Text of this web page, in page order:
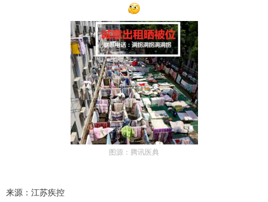
图源：腾讯医典
来源：江苏疾控